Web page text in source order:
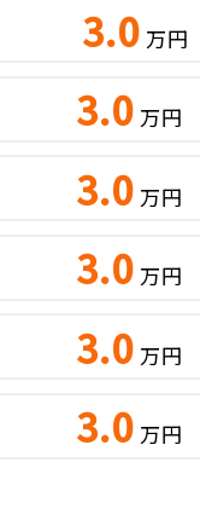
3.0 万円
3.0 万円
3.0 万円
3.0 万円
3.0 万円
3.0 万円